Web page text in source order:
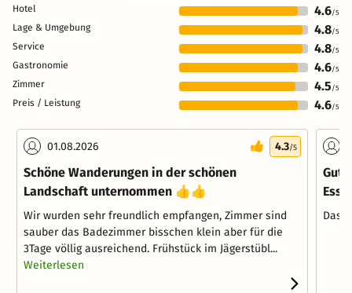
Hotel 4.6/5
Lage & Umgebung 4.8/5
Service 4.8/5
Gastronomie 4.6/5
Zimmer 4.5 /5
Preis / Leistung 4.6/5
01.08.2026 4.3/5
Schöne Wanderungen in der schönen
Landschaft unternommen 👍👍
Wir wurden sehr freundlich empfangen, Zimmer sind
sauber das Badezimmer bisschen klein aber für die
3Tage völlig ausreichend. Frühstück im Jägerstübl...
Weiterlesen
Das